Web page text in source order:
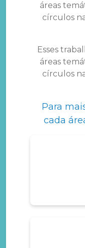
áreas
círculos
Esses
áreas
círculos
Para
cada